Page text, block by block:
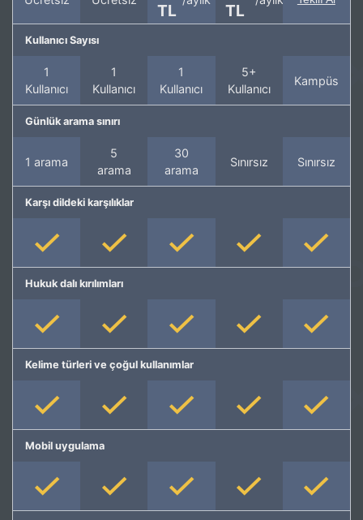
TL
TL
Kullanıcı Sayısı
1
Kullanıcı
1
Kullanıcı
1
Kullanıcı
5+
Kullanıcı
Kampüs
Günlük arama sınırı
1 arama
5
arama
30
arama
Sınırsız Sınırsız
Karşı dildeki karşılıklar
Hukuk dalı kırılımları
Kelime türleri ve çoğul kullanımlar
Mobil uygulama